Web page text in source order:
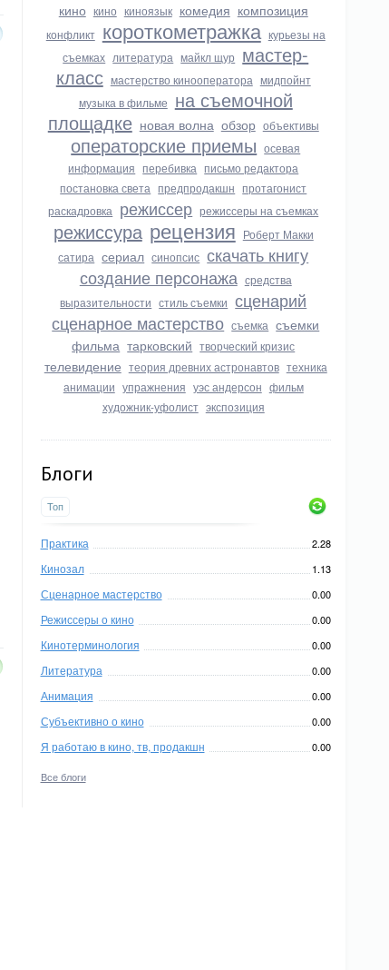
кино кино киноязык комедия композиция
конфликт короткометражка курьезы на
съемках литература майкл щур мастер-
класс мастерство кинооператора мидпойнт
музыка в фильме на съемочной
площадке новая волна обзор объективы
операторские приемы осевая
информация перебивка письмо редактора
постановка света предпродакшн протагонист
раскадровка режиссер режиссеры на съемках
режиссура рецензия Роберт Макки
сатира сериал синопсис скачать книгу
создание персонажа средства
выразительности стиль съемки сценарий
сценарное мастерство съемка съемки
фильма тарковский творческий кризис
телевидение теория древних астронавтов техника
анимации упражнения уэс андерсон фильм
художник-уфолист экспозиция
Блоги
Топ
Практика 2.28
Кинозал 1.13
Сценарное мастерство 0.00
Режиссеры о кино 0.00
Кинотерминология 0.00
Литература 0.00
Анимация 0.00
Субъективно о кино 0.00
Я работаю в кино, тв, продакшн 0.00
Все блоги